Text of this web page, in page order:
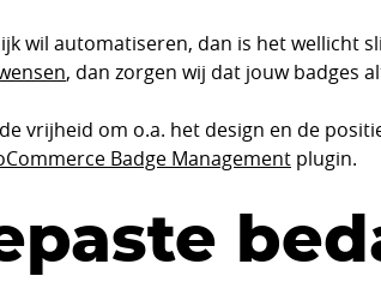
wil automatiseren, dan is het wellicht
, dan zorgen wij dat jouw badges
vrijheid om o.a. het design en de
Badge Management plugin.